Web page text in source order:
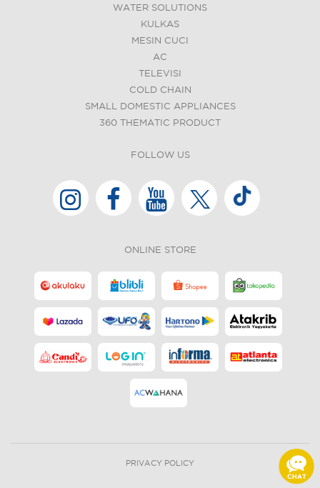
WATER SOLUTIONS
KULKAS
MESIN CUCI
AC
TELEVISI
COLD CHAIN
SMALL DOMESTIC APPLIANCES
360 THEMATIC PRODUCT
FOLLOW US
ONLINE STORE
PRIVACY POLICY